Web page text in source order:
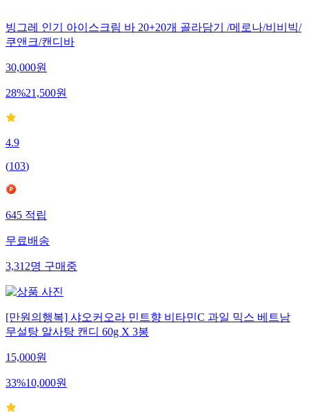
빙그레 인기 아이스크림 바 20+20개 골라담기 /메로나/비비빅/
쿠앤크/캔디바
30,000원
28%21,500원
4.9
(103)
645적립
무료배송
3,312명구매중
[만원의행복] 샤오커오라 민트향 비타민C 과일 믹스 베트남
무설탕 알사탕 캔디 60g X 3봉
15,000원
33%10,000원